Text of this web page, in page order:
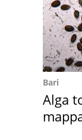
Bari
Alga